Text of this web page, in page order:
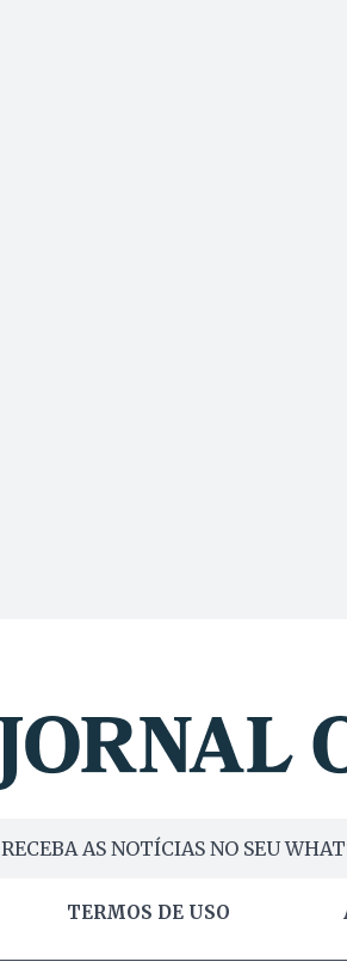
RECEBA AS NOTÍCIAS NO SEU
TERMOS DE USO